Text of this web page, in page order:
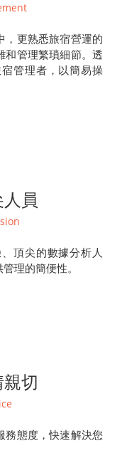
，更熟悉旅宿營運的
和管理繁瑣細節。透
管理者，以簡易操
員
頂尖的數據分析人
理的簡便性。
切
務態度，快速解決您